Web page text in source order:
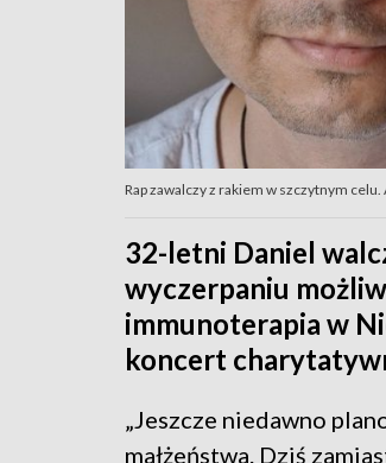
Rap zawalczy z rakiem w szczytnym celu.
32-letni Daniel
wyczerpaniu
immunoterapia w
koncert
„Jeszcze niedawno
małżeństwa. Dziś